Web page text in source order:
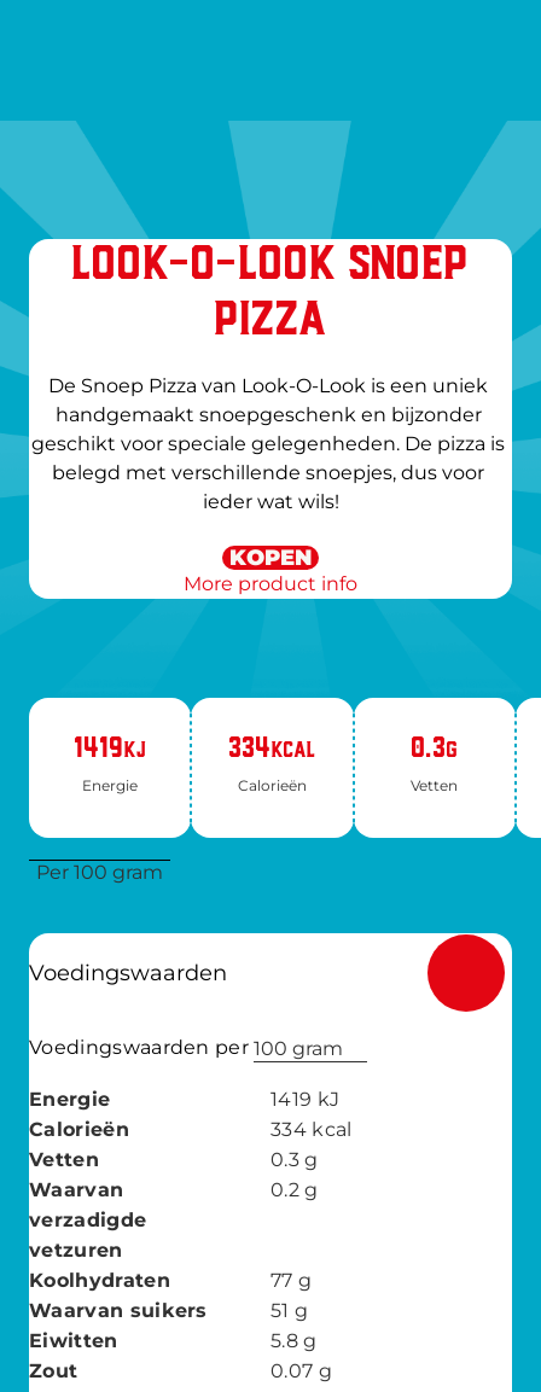
Look-O-Look Snoep
Pizza
De Snoep Pizza van Look-O-Look is een uniek
handgemaakt snoepgeschenk en bijzonder
geschikt voor speciale gelegenheden. De pizza is
belegd met verschillende snoepjes, dus voor
ieder wat wils!
KOPEN
More product info
1419KJ
Ener­gie
334KCAL
Ca­lo­rie­ën
0.3G
Vet­ten
Per 100 gram
Voedingswaarden
Voedingswaarden per 100 gram
Energie 1419 kJ
Calorieën
334 kcal
Vetten
0.3 g
Waarvan
verzadigde
vetzuren
0.2 g
Koolhydraten 77 g
Waarvan suikers
51 g
Eiwitten
5.8 g
Zout
0.07 g